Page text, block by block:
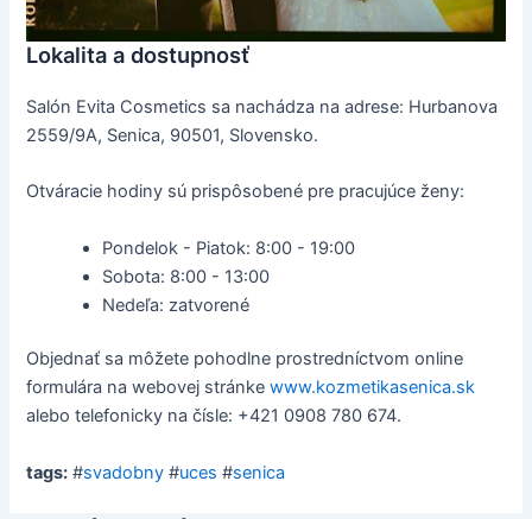
Lokalita a dostupnosť
Salón Evita Cosmetics sa nachádza na adrese: Hurbanova
2559/9A, Senica, 90501, Slovensko.
Otváracie hodiny sú prispôsobené pre pracujúce ženy:
Pondelok - Piatok: 8:00 - 19:00
Sobota: 8:00 - 13:00
Nedeľa: zatvorené
Objednať sa môžete pohodlne prostredníctvom online
formulára na webovej stránkewww.kozmetikasenica.sk
alebo telefonicky na čísle: +421 0908 780 674.
tags: #svadobny #uces #senica